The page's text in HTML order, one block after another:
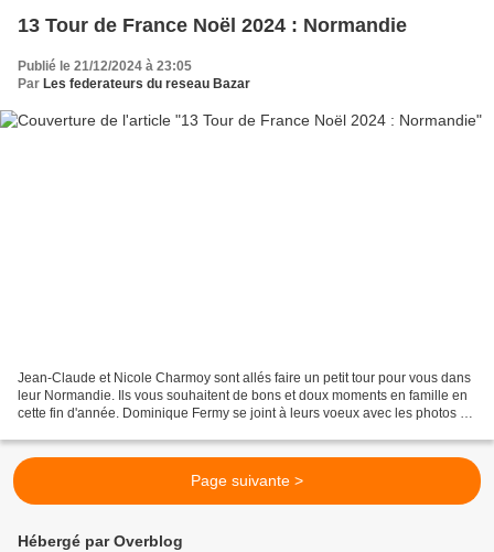
13 Tour de France Noël 2024 : Normandie
Publié le 21/12/2024 à 23:05
Par Les federateurs du reseau Bazar
Jean-Claude et Nicole Charmoy sont allés faire un petit tour pour vous dans
leur Normandie. Ils vous souhaitent de bons et doux moments en famille en
cette fin d'année. Dominique Fermy se joint à leurs voeux avec les photos de
Page suivante >
Hébergé par Overblog